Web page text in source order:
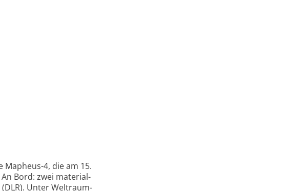
4, die am 15.
An Bord: zwei material­
Unter Weltraum­